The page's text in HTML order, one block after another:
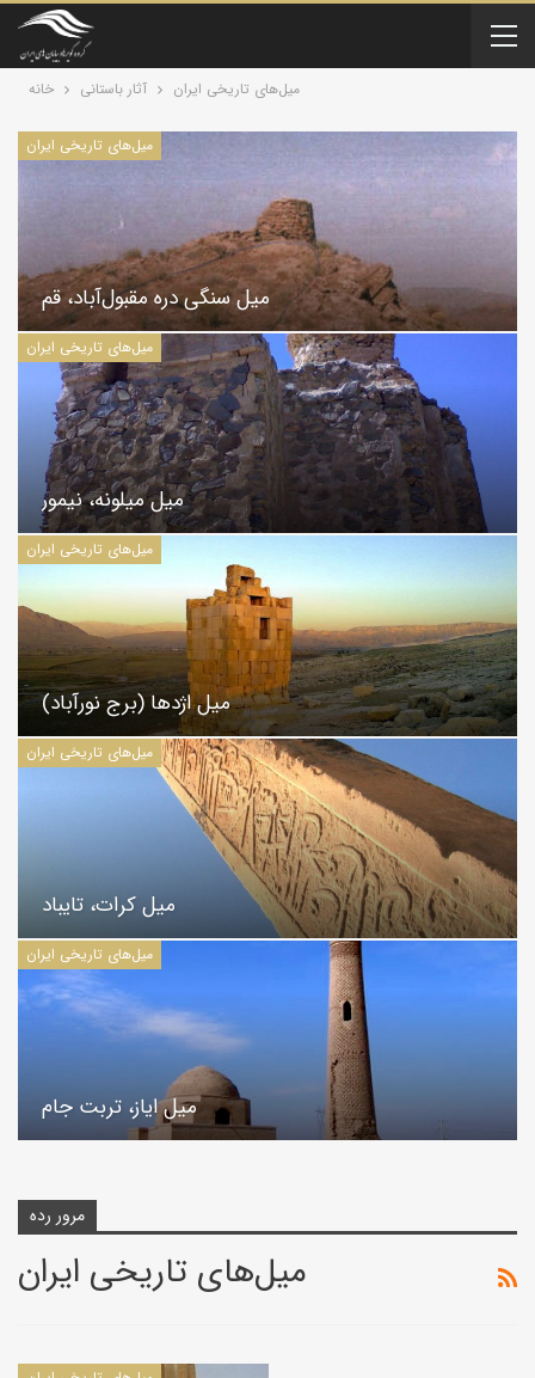
خانه آثار باستانی میل‌های تاریخی ایران
میل‌های تاریخی ایران
میل سنگی دره مقبول‌آباد، قم
میل‌های تاریخی ایران
میل میلونه، نیمور
میل‌های تاریخی ایران
میل اژدها (برج نورآباد)
میل‌های تاریخی ایران
میل کرات، تایباد
میل‌های تاریخی ایران
میل ایاز، تربت جام
مرور رده
میل‌های تاریخی ایران